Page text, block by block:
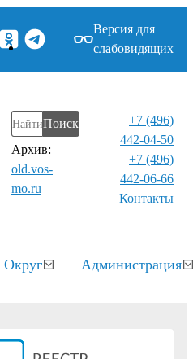
Версия для
слабовидящих
Поиск
Архив:
old.vos-
mo.ru
+7 (496)
442-04-50
+7 (496)
442-06-66
Контакты⁠
Округ Администрация